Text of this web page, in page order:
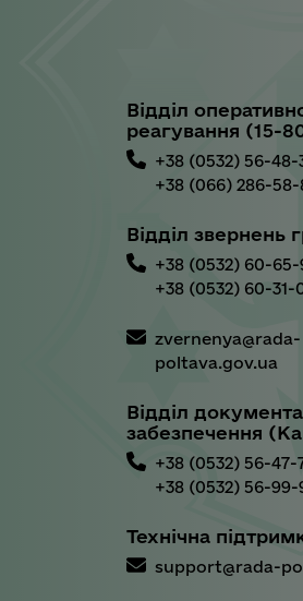
Відділ
реагування (15-
+38 (0532) 56-48-
+38 (066) 286-58-
Відділ звернень
+38 (0532) 60-65-
+38 (0532) 60-31-
zvernenya@rada-
poltava.gov.ua
Відділ
забезпечення
+38 (0532) 56-47-
+38 (0532) 56-99-
Технічна
support@rada-